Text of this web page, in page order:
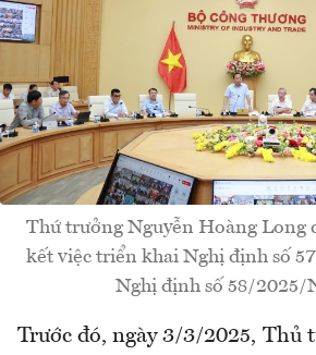
Thứ trưởng Nguyễn Hoàng Long
kết việc triển khai Nghị định số
Nghị định số 58/2025/
Trước đó, ngày 3/3/2025, Thủ